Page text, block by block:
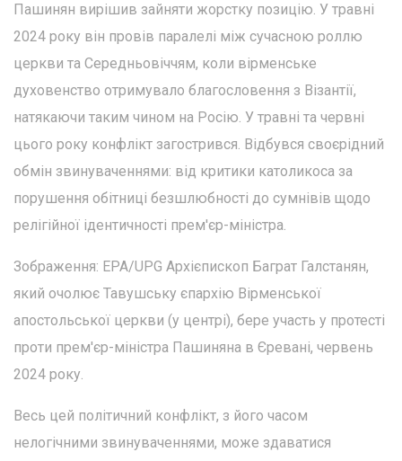
Пашинян вирішив зайняти жорстку позицію. У травні
2024 року він провів паралелі між сучасною роллю
церкви та Середньовіччям, коли вірменське
духовенство отримувало благословення з Візантії,
натякаючи таким чином на Росію. У травні та червні
цього року конфлікт загострився. Відбувся своєрідний
обмін звинуваченнями: від критики католикоса за
порушення обітниці безшлюбності до сумнівів щодо
релігійної ідентичності прем'єр-міністра.
Зображення: EPA/UPG Архієпископ Баграт Галстанян,
який очолює Тавушську єпархію Вірменської
апостольської церкви (у центрі), бере участь у протесті
проти прем'єр-міністра Пашиняна в Єревані, червень
2024 року.
Весь цей політичний конфлікт, з його часом
нелогічними звинуваченнями, може здаватися